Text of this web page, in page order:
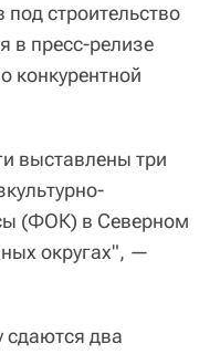
под строительство
в пресс-релизе
конкурентной
выставлены три
(ФОК) в Северном
округах", —
сдаются два